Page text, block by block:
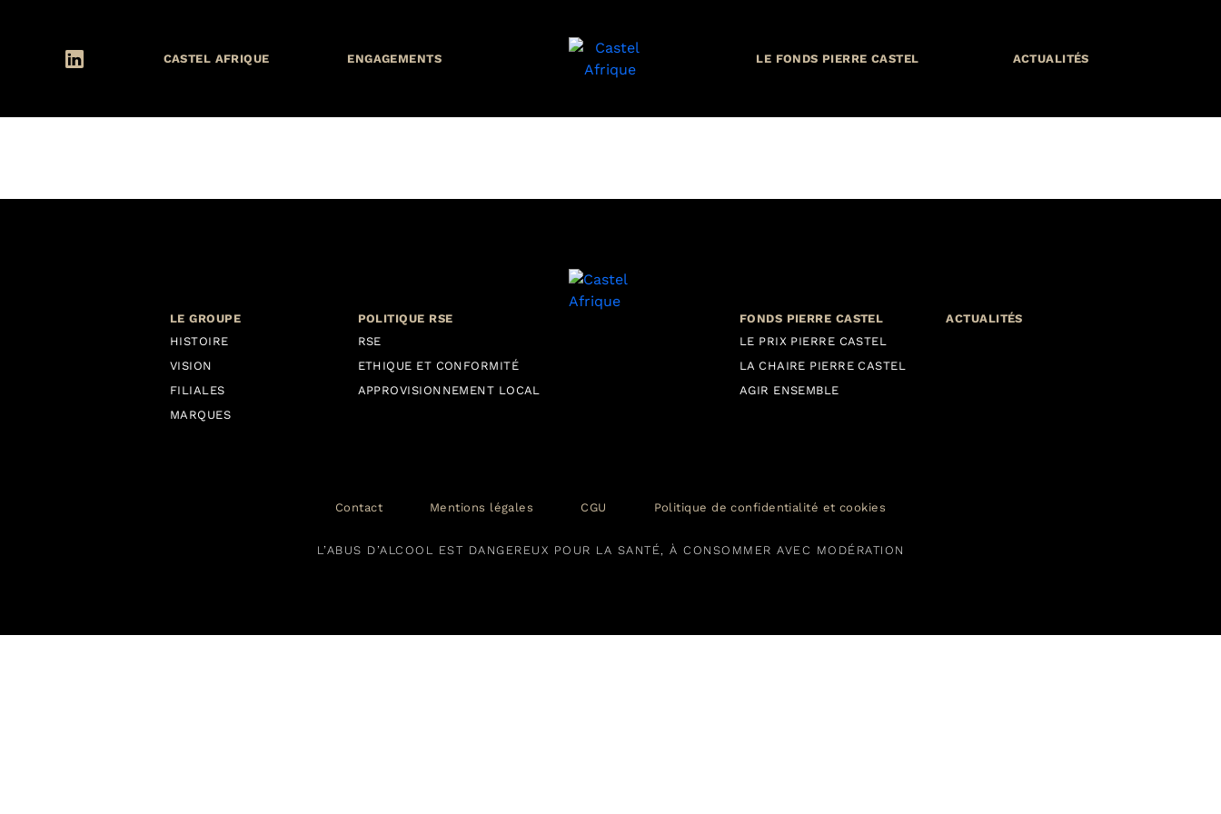
CASTEL AFRIQUE ENGAGEMENTS LE FONDS PIERRE CASTEL ACTUALITÉS
LE GROUPE
HISTOIRE
VISION
FILIALES
MARQUES
POLITIQUE RSE
RSE
ETHIQUE ET CONFORMITÉ
APPROVISIONNEMENT LOCAL
FONDS PIERRE CASTEL
LE PRIX PIERRE CASTEL
LA CHAIRE PIERRE CASTEL
AGIR ENSEMBLE
ACTUALITÉS
Contact Mentions légales CGU Politique de confidentialité et cookies
L’ABUS D’ALCOOL EST DANGEREUX POUR LA SANTÉ, À CONSOMMER AVEC MODÉRATION